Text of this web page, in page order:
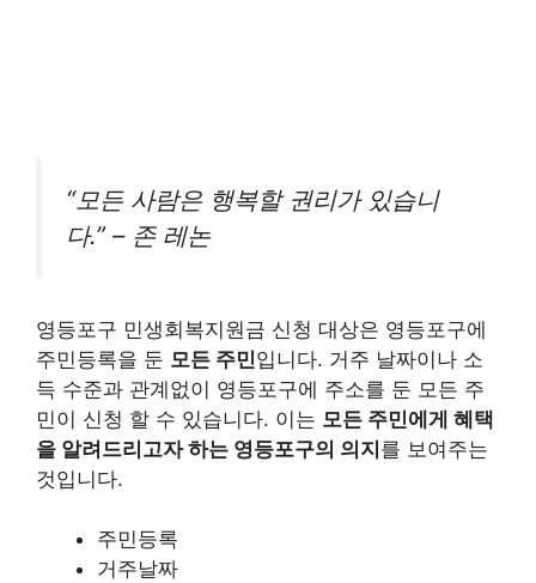
“모든 사람은 행복할 권리가 있습니
다.” – 존 레논
영등포구 민생회복지원금 신청 대상은 영등포구에
주민등록을 둔 모든 주민입니다. 거주 날짜이나 소
득 수준과 관계없이 영등포구에 주소를 둔 모든 주
민이 신청 할 수 있습니다. 이는 모든 주민에게 혜택
을 알려드리고자 하는 영등포구의 의지를 보여주는
것입니다.
주민등록
거주날짜